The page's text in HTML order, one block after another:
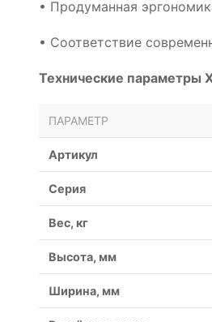
• Продуманная
• Соответствие
Технические параметры
ПАРАМЕТР
Артикул
Серия
Вес, кг
Высота, мм
Ширина, мм